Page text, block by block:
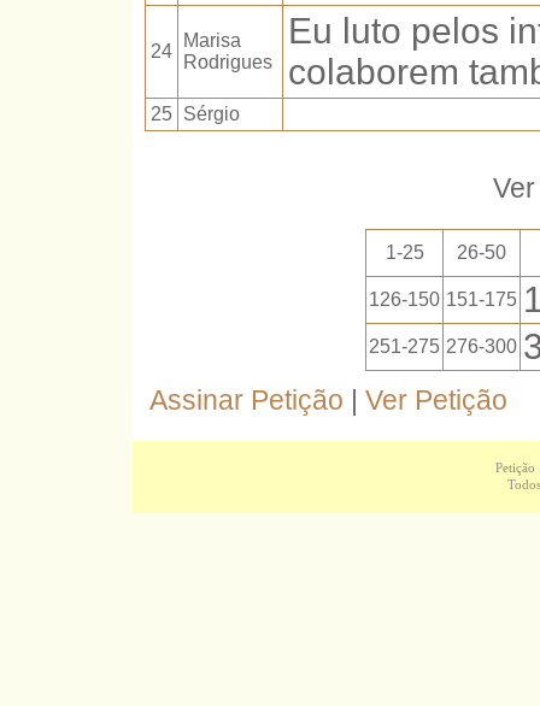
24
Marisa
Rodrigues
Eu luto pelos
colaborem
25 Sérgio
1-25 26-50
126-150 151-175
251-275 276-300
Assinar Petição | Ver Petição
Petição